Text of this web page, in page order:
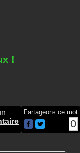
!
Partageons ce mot
0